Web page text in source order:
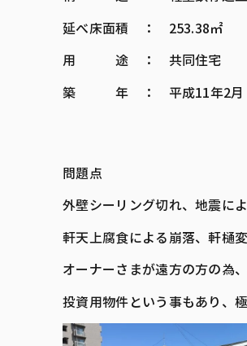
延べ床面積 ： 253.38㎡
用 途 ： 共同住宅
築 年 ： 平成11年2月（
問題点
外壁シーリング切れ、地震に
軒天上腐食による崩落、軒樋
オーナーさまが遠方の方の為
投資用物件という事もあり、